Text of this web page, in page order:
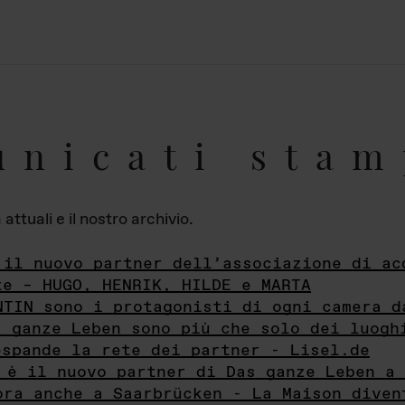
e il nostro archivio.
il nuovo partner dell’associazione di
– HUGO, HENRIK, HILDE e MARTA
sono i protagonisti di ogni camera
ganze Leben sono più che solo dei
espande la rete dei partner - Lisel.de
il nuovo partner di Das ganze Leben a
anche a Saarbrücken - La Maison